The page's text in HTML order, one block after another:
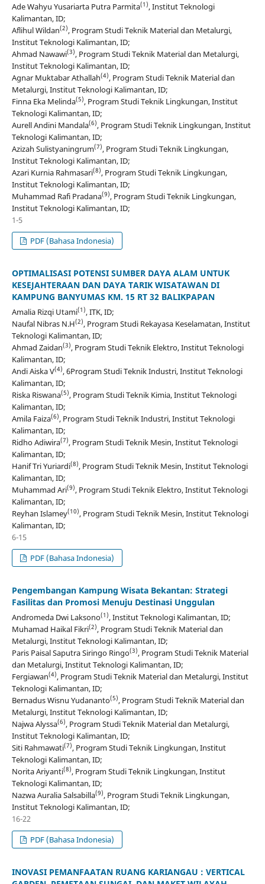
Ade Wahyu Yusariarta Putra Parmita(1), Institut Teknologi
Kalimantan, ID;
Aflihul Wildan(2), Program Studi Teknik Material dan Metalurgi,
Institut Teknologi Kalimantan, ID;
Ahmad Nawawi(3), Program Studi Teknik Material dan Metalurgi,
Institut Teknologi Kalimantan, ID;
Agnar Muktabar Athallah(4), Program Studi Teknik Material dan
Metalurgi, Institut Teknologi Kalimantan, ID;
Finna Eka Melinda(5), Program Studi Teknik Lingkungan, Institut
Teknologi Kalimantan, ID;
Aurell Andini Mandala(6), Program Studi Teknik Lingkungan, Institut
Teknologi Kalimantan, ID;
Azizah Sulistyaningrum(7), Program Studi Teknik Lingkungan,
Institut Teknologi Kalimantan, ID;
Azari Kurnia Rahmasari(8), Program Studi Teknik Lingkungan,
Institut Teknologi Kalimantan, ID;
Muhammad Rafi Pradana(9), Program Studi Teknik Lingkungan,
Institut Teknologi Kalimantan, ID;
1-5
PDF (Bahasa Indonesia)
OPTIMALISASI POTENSI SUMBER DAYA ALAM UNTUK
KESEJAHTERAAN DAN DAYA TARIK WISATAWAN DI
KAMPUNG BANYUMAS KM. 15 RT 32 BALIKPAPAN
Amalia Rizqi Utami(1), ITK, ID;
Naufal Nibras N.H(2), Program Studi Rekayasa Keselamatan, Institut
Teknologi Kalimantan, ID;
Ahmad Zaidan(3), Program Studi Teknik Elektro, Institut Teknologi
Kalimantan, ID;
Andi Aiska V(4), 6Program Studi Teknik Industri, Institut Teknologi
Kalimantan, ID;
Riska Riswana(5), Program Studi Teknik Kimia, Institut Teknologi
Kalimantan, ID;
Amila Faiza(6), Program Studi Teknik Industri, Institut Teknologi
Kalimantan, ID;
Ridho Adiwira(7), Program Studi Teknik Mesin, Institut Teknologi
Kalimantan, ID;
Hanif Tri Yuriardi(8), Program Studi Teknik Mesin, Institut Teknologi
Kalimantan, ID;
Muhammad Ari(9), Program Studi Teknik Elektro, Institut Teknologi
Kalimantan, ID;
Reyhan Islamey(10), Program Studi Teknik Mesin, Institut Teknologi
Kalimantan, ID;
6-15
PDF (Bahasa Indonesia)
Pengembangan Kampung Wisata Bekantan: Strategi
Fasilitas dan Promosi Menuju Destinasi Unggulan
Andromeda Dwi Laksono(1), Institut Teknologi Kalimantan, ID;
Muhamad Haikal Fikri(2), Program Studi Teknik Material dan
Metalurgi, Institut Teknologi Kalimantan, ID;
Paris Paisal Saputra Siringo Ringo(3), Program Studi Teknik Material
dan Metalurgi, Institut Teknologi Kalimantan, ID;
Fergiawan(4), Program Studi Teknik Material dan Metalurgi, Institut
Teknologi Kalimantan, ID;
Bernadus Wisnu Yudananto(5), Program Studi Teknik Material dan
Metalurgi, Institut Teknologi Kalimantan, ID;
Najwa Alyssa(6), Program Studi Teknik Material dan Metalurgi,
Institut Teknologi Kalimantan, ID;
Siti Rahmawati(7), Program Studi Teknik Lingkungan, Institut
Teknologi Kalimantan, ID;
Norita Ariyanti(8), Program Studi Teknik Lingkungan, Institut
Teknologi Kalimantan, ID;
Nazwa Auralia Salsabilla(9), Program Studi Teknik Lingkungan,
Institut Teknologi Kalimantan, ID;
16-22
PDF (Bahasa Indonesia)
INOVASI PEMANFAATAN RUANG KARIANGAU : VERTICAL